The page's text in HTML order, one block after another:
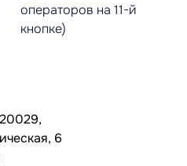
операторов на 11-й
кнопке)
6